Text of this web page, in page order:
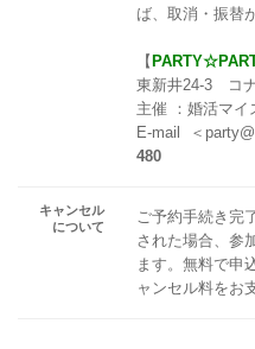
ば、取消・振替
【
東新井24-3 コ
主催 ：婚活マ
E-mail ＜
480
キャンセル
について
ご予約手続き完
された場合、参
ます。無料で申
ャンセル料をお